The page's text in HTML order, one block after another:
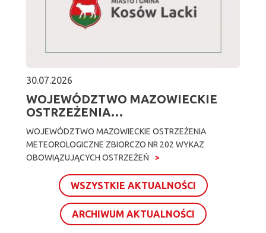
30.07.2026
WOJEWÓDZTWO MAZOWIECKIE
OSTRZEŻENIA…
WOJEWÓDZTWO MAZOWIECKIE OSTRZEŻENIA
METEOROLOGICZNE ZBIORCZO NR 202 WYKAZ
OBOWIĄZUJĄCYCH OSTRZEŻEŃ
WSZYSTKIE AKTUALNOŚCI
ARCHIWUM AKTUALNOŚCI